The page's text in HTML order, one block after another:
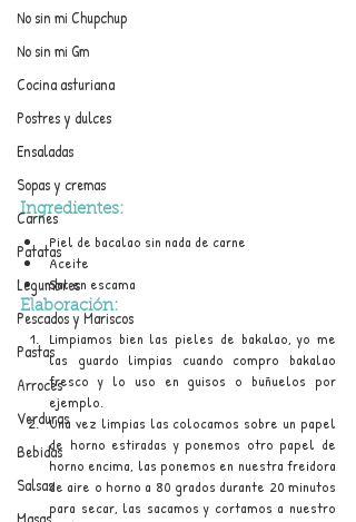
No sin mi Chupchup
No sin mi Gm
Cocina asturiana
Postres y dulces
Ensaladas
Sopas y cremas
Carnes
Patatas
Legumbres
Pescados y Mariscos
Pastas
Arroces
Verduras
Bebidas
Salsas
Ingredientes:
Piel de bacalao sin nada de carne
Aceite
Sal en escama
Elaboración:
Limpiamos bien las pieles de bakalao, yo me
las guardo limpias cuando compro bakalao
fresco y lo uso en guisos o buñuelos por
ejemplo.
Una vez limpias las colocamos sobre un papel
de horno estiradas y ponemos otro papel de
horno encima, las ponemos en nuestra freidora
de aire o horno a 80 grados durante 20 minutos
para secar, las sacamos y cortamos a nuestro